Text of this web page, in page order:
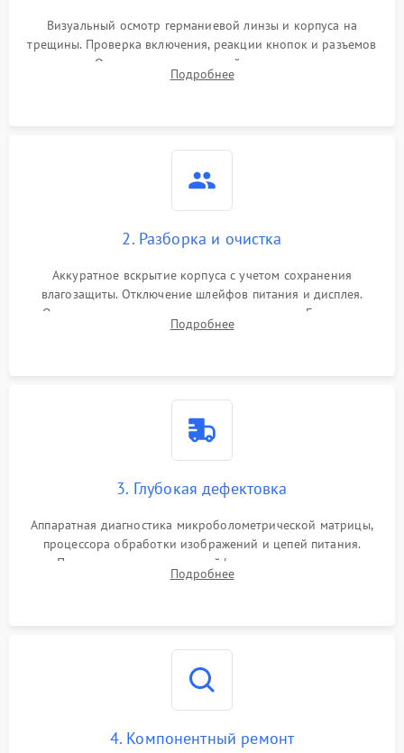
Визуальный осмотр германиевой линзы и корпуса на
трещины. Проверка включения, реакции кнопок и разъемов
зарядки. Оценка вывода тепловой сигнатуры на экран,
проверка базовых функций и считывание системных
Подробнее
2. Разборка и очистка
Аккуратное вскрытие корпуса с учетом сохранения
влагозащиты. Отключение шлейфов питания и дисплея.
Очистка внутренних плат от окислов и пыли. Бережная
обработка германиевого объектива специализированными
Подробнее
3. Глубокая дефектовка
Аппаратная диагностика микроболометрической матрицы,
процессора обработки изображений и цепей питания.
Проверка целостности шлейфов, модуля памяти и
интерфейсов связи. Выявление сгоревших SMD-компонентов
Подробнее
4. Компонентный ремонт